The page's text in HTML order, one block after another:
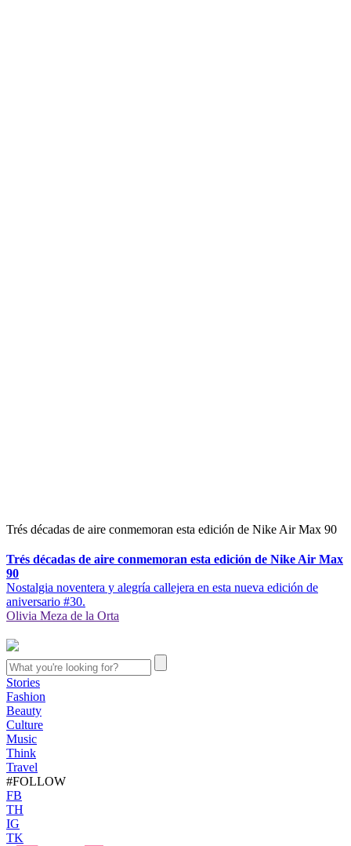
Trés décadas de aire conmemoran esta edición de Nike Air Max 90
Trés décadas de aire conmemoran esta edición de Nike Air Max
90
Nostalgia noventera y alegría callejera en esta nueva edición de
aniversario #30.
Olivia Meza de la Orta
Stories
Fashion
Beauty
Culture
Music
Think
Travel
#FOLLOW
FB
TH
IG
TK